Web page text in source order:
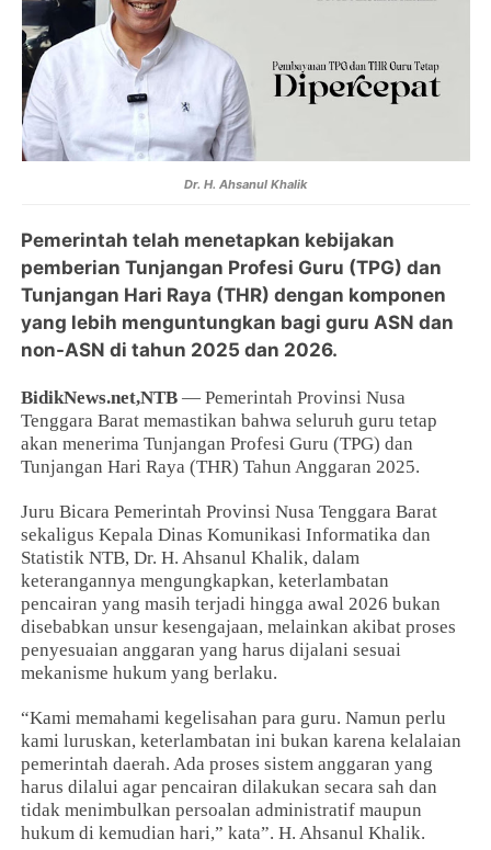
Dr. H. Ahsanul Khalik
Pemerintah telah menetapkan kebijakan
pemberian Tunjangan Profesi Guru (TPG) dan
Tunjangan Hari Raya (THR) dengan komponen
yang lebih menguntungkan bagi guru ASN dan
non-ASN di tahun 2025 dan 2026.
BidikNews.net,NTB — Pemerintah Provinsi Nusa
Tenggara Barat memastikan bahwa seluruh guru tetap
akan menerima Tunjangan Profesi Guru (TPG) dan
Tunjangan Hari Raya (THR) Tahun Anggaran 2025.
Juru Bicara Pemerintah Provinsi Nusa Tenggara Barat
sekaligus Kepala Dinas Komunikasi Informatika dan
Statistik NTB, Dr. H. Ahsanul Khalik, dalam
keterangannya mengungkapkan, keterlambatan
pencairan yang masih terjadi hingga awal 2026 bukan
disebabkan unsur kesengajaan, melainkan akibat proses
penyesuaian anggaran yang harus dijalani sesuai
mekanisme hukum yang berlaku.
“Kami memahami kegelisahan para guru. Namun perlu
kami luruskan, keterlambatan ini bukan karena kelalaian
pemerintah daerah. Ada proses sistem anggaran yang
harus dilalui agar pencairan dilakukan secara sah dan
tidak menimbulkan persoalan administratif maupun
hukum di kemudian hari,” kata”. H. Ahsanul Khalik.